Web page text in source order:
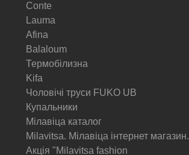
Conte
Lauma
Afina
Balaloum
Термобілизна
Kifa
Чоловічі труси FUKO UB
Купальники
Мілавіца каталог
Milavitsa. Мілавіца інтернет магазин.
Акція "Milavitsa fashion